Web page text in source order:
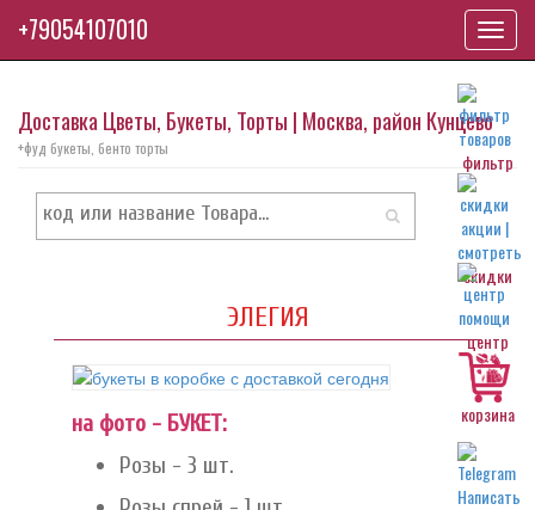
фильтр
скидки
центр
корзина
Доставка Цветы, Букеты, Торты | Москва, район Кунцево
+фуд букеты, бенто торты
ЭЛЕГИЯ
на фото - БУКЕТ:
Розы - 3 шт.
+79054107010